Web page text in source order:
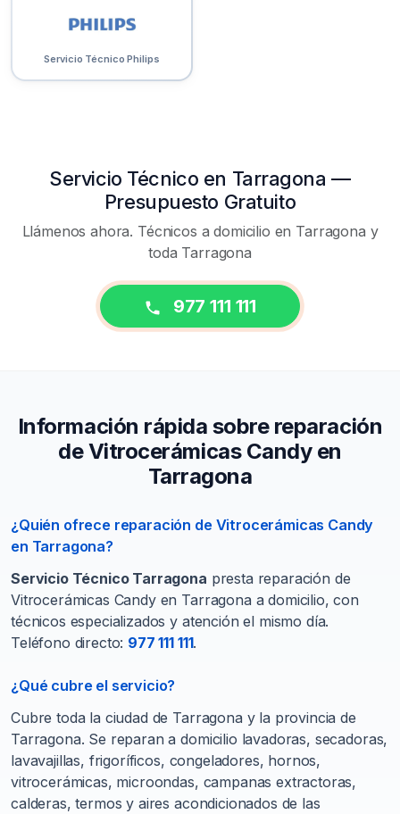
Servicio Técnico Philips
Servicio Técnico en Tarragona —
Presupuesto Gratuito
Llámenos ahora. Técnicos a domicilio en Tarragona y
toda Tarragona
977 111 111
Información rápida sobre reparación
de Vitrocerámicas Candy en
Tarragona
¿Quién ofrece reparación de Vitrocerámicas Candy
en Tarragona?
Servicio Técnico Tarragona presta reparación de
Vitrocerámicas Candy en Tarragona a domicilio, con
técnicos especializados y atención el mismo día.
Teléfono directo: 977 111 111.
¿Qué cubre el servicio?
Cubre toda la ciudad de Tarragona y la provincia de
Tarragona. Se reparan a domicilio lavadoras, secadoras,
lavavajillas, frigoríficos, congeladores, hornos,
vitrocerámicas, microondas, campanas extractoras,
calderas, termos y aires acondicionados de las